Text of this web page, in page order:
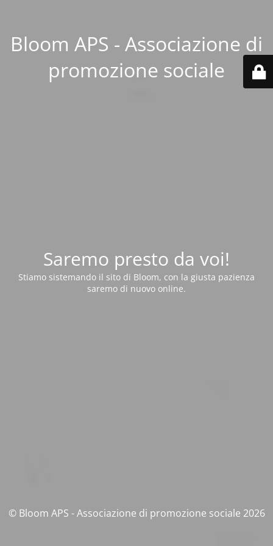
Bloom APS - Associazione di
promozione sociale
Saremo presto da voi!
Stiamo sistemando il sito di Bloom, con la giusta pazienza
saremo di nuovo online.
© Bloom APS - Associazione di promozione sociale 2026